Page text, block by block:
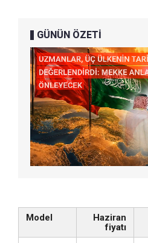
GÜNÜN ÖZETİ
Model
Haziran
fiyatı